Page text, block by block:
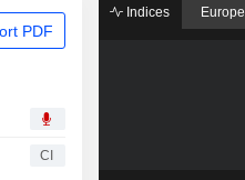
PDF
CI
Indices Europe